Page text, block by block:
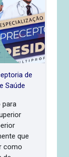
de
Saúde
para
que
como